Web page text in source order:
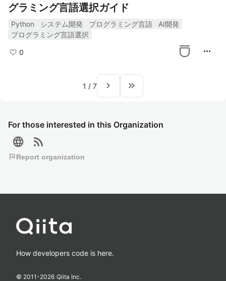
For those interested in this Organization
language rss_feed
flagReport organization
グラミング言語選択ガイド
Python システム開発 プログラミング言語
AI開発
プログラミング言語選択
0 more_horiz
1 / 7 navigate_next keyboard_double_arrow_right
How developers code is here.
© 2011-2026 Qiita Inc.